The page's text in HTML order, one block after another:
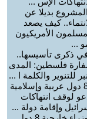
المشروع بديلا عن
كيف يصعد
الأمريكيون
...
في ذكرى تأسيسها..
فلسطين: المدى
للتنوير والكلمة ا ...
8 دول عربية وإسلامية
لوقف انتهاكات
وإقامة دولة ...